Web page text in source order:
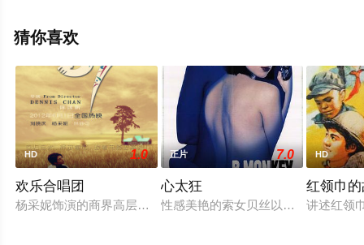
强,黄伟辉,汪禹,杨瑞麟,尹灵光,元德等明星精彩演绎的中国
星辰电影网，更多相关信息可移步至豆瓣电影、电视猫或
剧情网等平台了解。
猜你喜欢
HD 1.0
欢乐合唱团
杨采妮饰演的商界高层，上司为了找理由削减文化资助项目，派
正片 7.0
心太狂
性感美艳的索女贝丝以持械行劫为职
HD
红领巾
讲述红领